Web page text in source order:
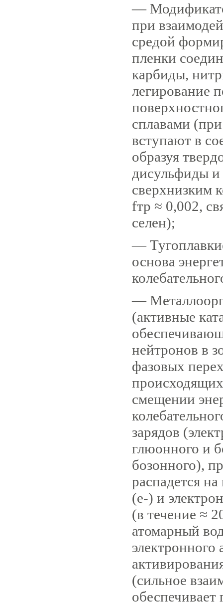
—
при
средой
пленки
карбиды,
легирование
сплавами
вступают в
образуя
дисульфиды
сверхнизким
fтр ≈ 0,002,
селен);
—
основа
—
(активные
нейтронов в
фазовых
смещении
зарядов
глюонного и
бозонного),
распадется
(е-) и
(в течение ≈
атомарный
электронного
(сильное
обеспечивает